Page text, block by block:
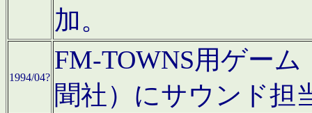
加。
1994/04?
FM-TOWNS用ゲー
聞社）にサウンド担